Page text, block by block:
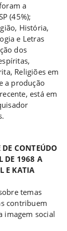
a
(45%);
História,
e Letras
dos
Religiões em
a produção
está em
CONTEÚDO
DE 1968 A
E KATIA
temas
contribuem
imagem social